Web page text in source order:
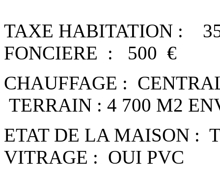
TAXE
FONCIERE : 500 €
CHAUFFAGE :
TERRAIN : 4
ETAT DE LA
VITRAGE : OUI PVC